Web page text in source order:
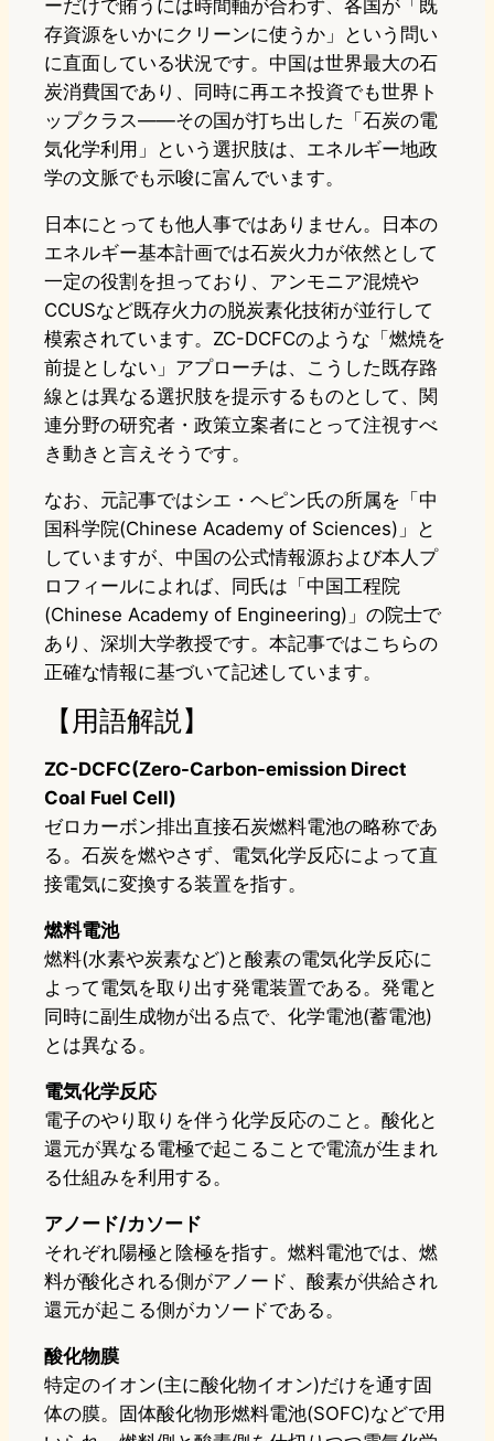
ーだけで賄うには時間軸が合わず、各国が「既
存資源をいかにクリーンに使うか」という問い
に直面している状況です。中国は世界最大の石
炭消費国であり、同時に再エネ投資でも世界ト
ップクラス——その国が打ち出した「石炭の電
気化学利用」という選択肢は、エネルギー地政
学の文脈でも示唆に富んでいます。
日本にとっても他人事ではありません。日本の
エネルギー基本計画では石炭火力が依然として
一定の役割を担っており、アンモニア混焼や
CCUSなど既存火力の脱炭素化技術が並行して
模索されています。ZC-DCFCのような「燃焼を
前提としない」アプローチは、こうした既存路
線とは異なる選択肢を提示するものとして、関
連分野の研究者・政策立案者にとって注視すべ
き動きと言えそうです。
なお、元記事ではシエ・ヘピン氏の所属を「中
国科学院(Chinese Academy of Sciences)」と
していますが、中国の公式情報源および本人プ
ロフィールによれば、同氏は「中国工程院
(Chinese Academy of Engineering)」の院士で
あり、深圳大学教授です。本記事ではこちらの
正確な情報に基づいて記述しています。
【用語解説】
ZC-DCFC(Zero-Carbon-emission Direct
Coal Fuel Cell)
ゼロカーボン排出直接石炭燃料電池の略称であ
る。石炭を燃やさず、電気化学反応によって直
接電気に変換する装置を指す。
燃料電池
燃料(水素や炭素など)と酸素の電気化学反応に
よって電気を取り出す発電装置である。発電と
同時に副生成物が出る点で、化学電池(蓄電池)
とは異なる。
電気化学反応
電子のやり取りを伴う化学反応のこと。酸化と
還元が異なる電極で起こることで電流が生まれ
る仕組みを利用する。
アノード/カソード
それぞれ陽極と陰極を指す。燃料電池では、燃
料が酸化される側がアノード、酸素が供給され
還元が起こる側がカソードである。
酸化物膜
特定のイオン(主に酸化物イオン)だけを通す固
体の膜。固体酸化物形燃料電池(SOFC)などで用